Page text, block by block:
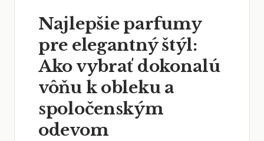
Najlepšie parfumy
pre elegantný štýl:
Ako vybrať dokonalú
vôňu k obleku a
spoločenským
odevom